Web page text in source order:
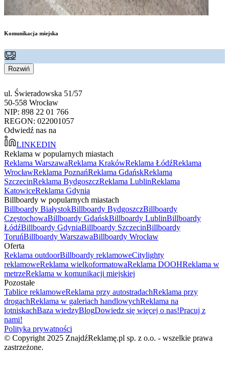
Komunikacja miejska
Rozwiń
ul. Świeradowska 51/57
50-558 Wrocław
NIP: 898 22 01 766
REGON: 022001057
Odwiedź nas na
LINKEDIN
Reklama w popularnych miastach
Reklama WarszawaReklama KrakówReklama ŁódźReklama
WrocławReklama PoznańReklama GdańskReklama
SzczecinReklama BydgoszczReklama LublinReklama
KatowiceReklama Gdynia
Billboardy w popularnych miastach
Billboardy BiałystokBillboardy BydgoszczBillboardy
CzęstochowaBillboardy GdańskBillboardy LublinBillboardy
ŁódźBillboardy GdyniaBillboardy SzczecinBillboardy
ToruńBillboardy WarszawaBillboardy Wrocław
Oferta
Reklama outdoorBillboardy reklamoweCitylighty
reklamoweReklama wielkoformatowaReklama DOOHReklama w
metrzeReklama w komunikacji miejskiej
Pozostałe
Tablice reklamoweReklama przy autostradachReklama przy
drogachReklama w galeriach handlowychReklama na
lotniskachBaza wiedzyBlogDowiedz się więcej o nas!Pracuj z
nami!
Polityka prywatności
© Copyright 2025 ZnajdźReklamę.pl sp. z o.o. - wszelkie prawa
zastrzeżone.